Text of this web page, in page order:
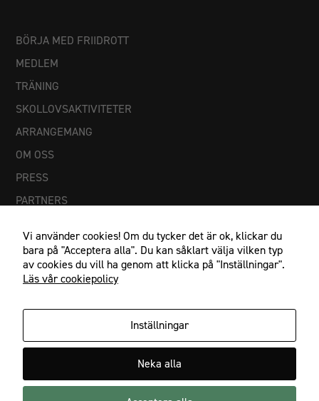
BÖRJA MED FRIIDROTT
MEDLEM
TRÄNING
SKOLLOVSAKTIVITETER
ARRANGEMANG
OM OSS
PRESS
PARTNERS
IF Göta Karlstad, Johan Banérs väg 5, 653 48 Karlstad
054-21 23 27, info@ifgota.se
Vi använder cookies! Om du tycker det är ok, klickar du
bara på "Acceptera alla". Du kan såklart välja vilken typ
av cookies du vill ha genom att klicka på "Inställningar".
Läs vår cookiepolicy
Inställningar
Neka alla
Nödvändiga
Dessa
inte att välja